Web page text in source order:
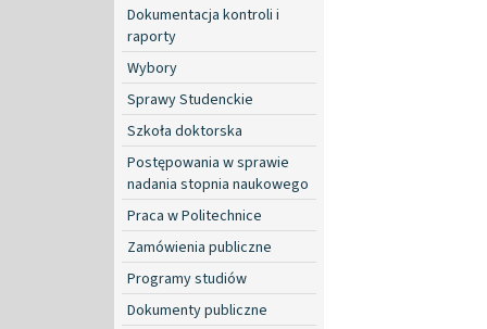
Dokumentacja kontroli i
raporty
Wybory
Sprawy Studenckie
Szkoła doktorska
Postępowania w sprawie
nadania stopnia naukowego
Praca w Politechnice
Zamówienia publiczne
Programy studiów
Dokumenty publiczne